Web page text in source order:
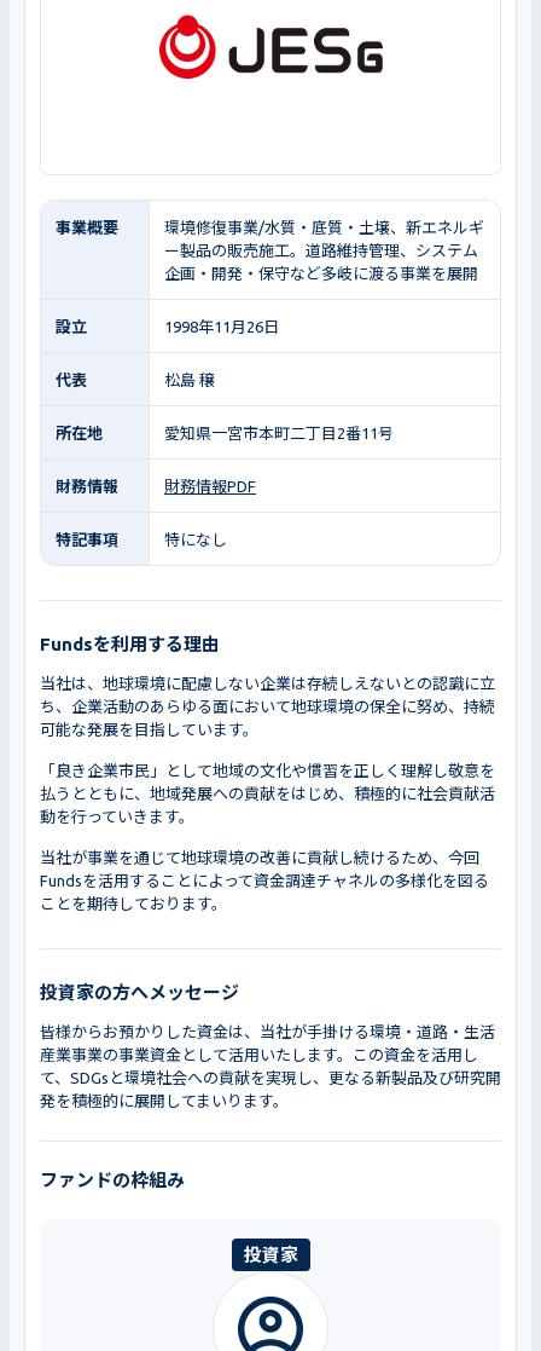
事業概要
環境修復事業/水質・底質・土壌、新エネルギ
ー製品の販売施工。道路維持管理、システム
企画・開発・保守など多岐に渡る事業を展開
設立 1998年11月26日
代表 松島 穣
所在地 愛知県一宮市本町二丁目2番11号
財務情報 財務情報PDF
特記事項 特になし
Fundsを利用する理由
当社は、地球環境に配慮しない企業は存続しえないとの認識に立
ち、企業活動のあらゆる面において地球環境の保全に努め、持続
可能な発展を目指しています。
「良き企業市民」として地域の文化や慣習を正しく理解し敬意を
払うとともに、地域発展への貢献をはじめ、積極的に社会貢献活
動を行っていきます。
当社が事業を通じて地球環境の改善に貢献し続けるため、今回
Fundsを活用することによって資金調達チャネルの多様化を図る
ことを期待しております。
投資家の方へメッセージ
皆様からお預かりした資金は、当社が手掛ける環境・道路・生活
産業事業の事業資金として活用いたします。この資金を活用し
て、SDGsと環境社会への貢献を実現し、更なる新製品及び研究開
発を積極的に展開してまいります。
ファンドの枠組み
投資家